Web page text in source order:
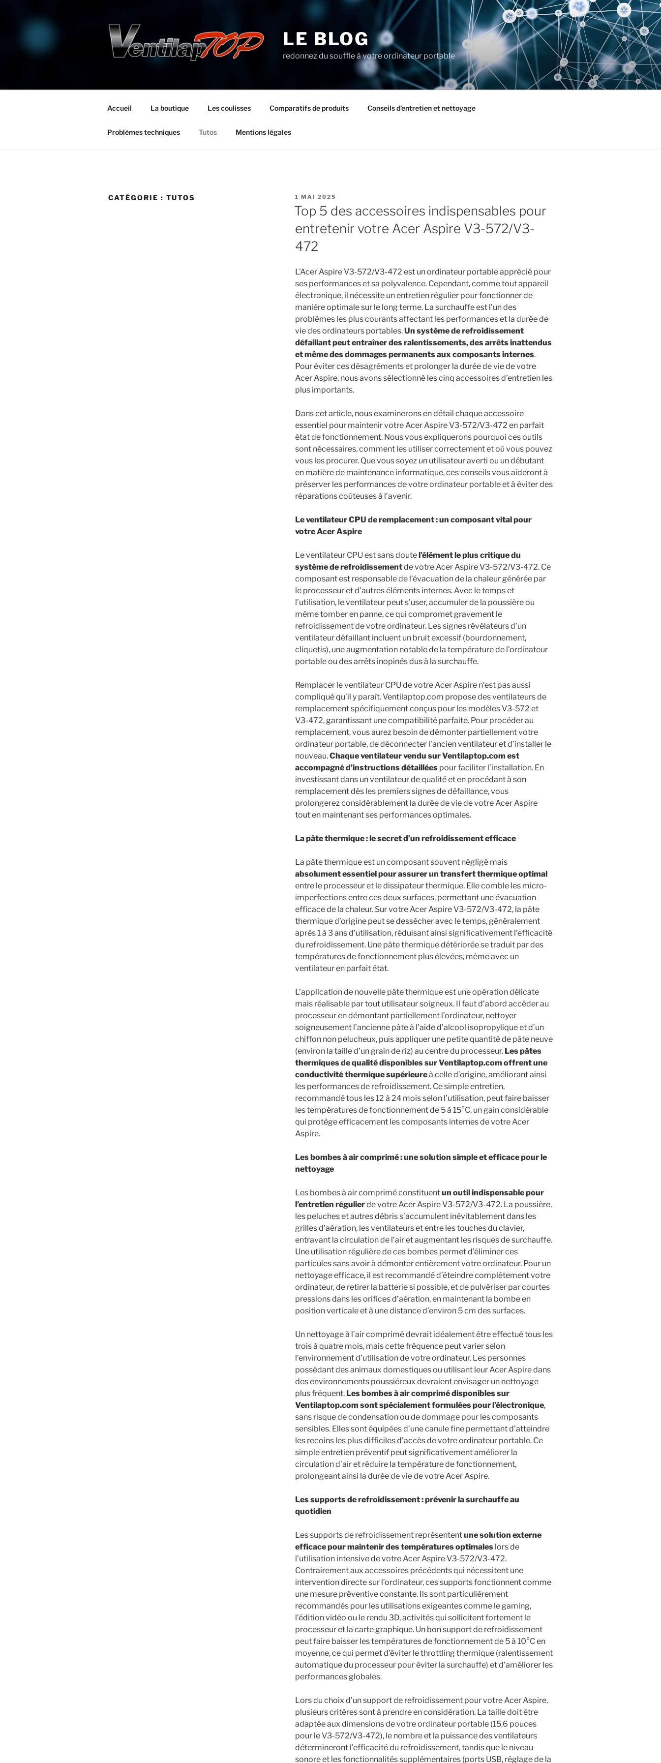
LE BLOG
redonnez du souffle à votre ordinateur portable
Accueil La boutique Les coulisses Comparatifs de produits Conseils d’entretien et nettoyage
Problèmes techniques Tutos Mentions légales
CATÉGORIE : TUTOS
PUBLIÉ
LE
1 MAI 2025
Top 5 des accessoires indispensables pour
entretenir votre Acer Aspire V3-572/V3-
472
L’Acer Aspire V3-572/V3-472 est un ordinateur portable apprécié pour
ses performances et sa polyvalence. Cependant, comme tout appareil
électronique, il nécessite un entretien régulier pour fonctionner de
manière optimale sur le long terme. La surchauffe est l’un des
problèmes les plus courants affectant les performances et la durée de
vie des ordinateurs portables.Un système de refroidissement
défaillant peut entraîner des ralentissements, des arrêts inattendus
et même des dommages permanents aux composants internes.
Pour éviter ces désagréments et prolonger la durée de vie de votre
Acer Aspire, nous avons sélectionné les cinq accessoires d’entretien les
plus importants.
Dans cet article, nous examinerons en détail chaque accessoire
essentiel pour maintenir votre Acer Aspire V3-572/V3-472 en parfait
état de fonctionnement. Nous vous expliquerons pourquoi ces outils
sont nécessaires, comment les utiliser correctement et où vous pouvez
vous les procurer. Que vous soyez un utilisateur averti ou un débutant
en matière de maintenance informatique, ces conseils vous aideront à
préserver les performances de votre ordinateur portable et à éviter des
réparations coûteuses à l’avenir.
Le ventilateur CPU de remplacement : un composant vital pour
votre Acer Aspire
Le ventilateur CPU est sans doute l’élément le plus critique du
système de refroidissementde votre Acer Aspire V3-572/V3-472. Ce
composant est responsable de l’évacuation de la chaleur générée par
le processeur et d’autres éléments internes. Avec le temps et
l’utilisation, le ventilateur peut s’user, accumuler de la poussière ou
même tomber en panne, ce qui compromet gravement le
refroidissement de votre ordinateur. Les signes révélateurs d’un
ventilateur défaillant incluent un bruit excessif (bourdonnement,
cliquetis), une augmentation notable de la température de l’ordinateur
portable ou des arrêts inopinés dus à la surchauffe.
Remplacer le ventilateur CPU de votre Acer Aspire n’est pas aussi
compliqué qu’il y paraît. Ventilaptop.com propose des ventilateurs de
remplacement spécifiquement conçus pour les modèles V3-572 et
V3-472, garantissant une compatibilité parfaite. Pour procéder au
remplacement, vous aurez besoin de démonter partiellement votre
ordinateur portable, de déconnecter l’ancien ventilateur et d’installer le
nouveau.Chaque ventilateur vendu sur Ventilaptop.com est
accompagné d’instructions détailléespour faciliter l’installation. En
investissant dans un ventilateur de qualité et en procédant à son
remplacement dès les premiers signes de défaillance, vous
prolongerez considérablement la durée de vie de votre Acer Aspire
tout en maintenant ses performances optimales.
La pâte thermique : le secret d’un refroidissement efficace
La pâte thermique est un composant souvent négligé mais
absolument essentiel pour assurer un transfert thermique optimal
entre le processeur et le dissipateur thermique. Elle comble les micro-
imperfections entre ces deux surfaces, permettant une évacuation
efficace de la chaleur. Sur votre Acer Aspire V3-572/V3-472, la pâte
thermique d’origine peut se dessécher avec le temps, généralement
après 1 à 3 ans d’utilisation, réduisant ainsi significativement l’efficacité
du refroidissement. Une pâte thermique détériorée se traduit par des
températures de fonctionnement plus élevées, même avec un
ventilateur en parfait état.
L’application de nouvelle pâte thermique est une opération délicate
mais réalisable par tout utilisateur soigneux. Il faut d’abord accéder au
processeur en démontant partiellement l’ordinateur, nettoyer
soigneusement l’ancienne pâte à l’aide d’alcool isopropylique et d’un
chiffon non pelucheux, puis appliquer une petite quantité de pâte neuve
(environ la taille d’un grain de riz) au centre du processeur. Les pâtes
thermiques de qualité disponibles sur Ventilaptop.com offrent une
conductivité thermique supérieureà celle d’origine, améliorant ainsi
les performances de refroidissement. Ce simple entretien,
recommandé tous les 12 à 24 mois selon l’utilisation, peut faire baisser
les températures de fonctionnement de 5 à 15°C, un gain considérable
qui protège efficacement les composants internes de votre Acer
Aspire.
Les bombes à air comprimé : une solution simple et efficace pour le
nettoyage
Les bombes à air comprimé constituentun outil indispensable pour
l’entretien régulierde votre Acer Aspire V3-572/V3-472. La poussière,
les peluches et autres débris s’accumulent inévitablement dans les
grilles d’aération, les ventilateurs et entre les touches du clavier,
entravant la circulation de l’air et augmentant les risques de surchauffe.
Une utilisation régulière de ces bombes permet d’éliminer ces
particules sans avoir à démonter entièrement votre ordinateur. Pour un
nettoyage efficace, il est recommandé d’éteindre complètement votre
ordinateur, de retirer la batterie si possible, et de pulvériser par courtes
pressions dans les orifices d’aération, en maintenant la bombe en
position verticale et à une distance d’environ 5 cm des surfaces.
Un nettoyage à l’air comprimé devrait idéalement être effectué tous les
trois à quatre mois, mais cette fréquence peut varier selon
l’environnement d’utilisation de votre ordinateur. Les personnes
possédant des animaux domestiques ou utilisant leur Acer Aspire dans
des environnements poussiéreux devraient envisager un nettoyage
plus fréquent. Les bombes à air comprimé disponibles sur
Ventilaptop.com sont spécialement formulées pour l’électronique,
sans risque de condensation ou de dommage pour les composants
sensibles. Elles sont équipées d’une canule fine permettant d’atteindre
les recoins les plus difficiles d’accès de votre ordinateur portable. Ce
simple entretien préventif peut significativement améliorer la
circulation d’air et réduire la température de fonctionnement,
prolongeant ainsi la durée de vie de votre Acer Aspire.
Les supports de refroidissement : prévenir la surchauffe au
quotidien
Les supports de refroidissement représententune solution externe
efficace pour maintenir des températures optimaleslors de
l’utilisation intensive de votre Acer Aspire V3-572/V3-472.
Contrairement aux accessoires précédents qui nécessitent une
intervention directe sur l’ordinateur, ces supports fonctionnent comme
une mesure préventive constante. Ils sont particulièrement
recommandés pour les utilisations exigeantes comme le gaming,
l’édition vidéo ou le rendu 3D, activités qui sollicitent fortement le
processeur et la carte graphique. Un bon support de refroidissement
peut faire baisser les températures de fonctionnement de 5 à 10°C en
moyenne, ce qui permet d’éviter le throttling thermique (ralentissement
automatique du processeur pour éviter la surchauffe) et d’améliorer les
performances globales.
Lors du choix d’un support de refroidissement pour votre Acer Aspire,
plusieurs critères sont à prendre en considération. La taille doit être
adaptée aux dimensions de votre ordinateur portable (15,6 pouces
pour le V3-572/V3-472), le nombre et la puissance des ventilateurs
détermineront l’efficacité du refroidissement, tandis que le niveau
sonore et les fonctionnalités supplémentaires (ports USB, réglage de la